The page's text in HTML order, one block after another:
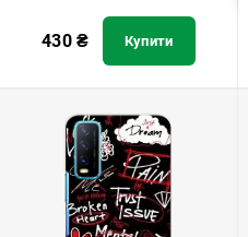
430₴ Купити